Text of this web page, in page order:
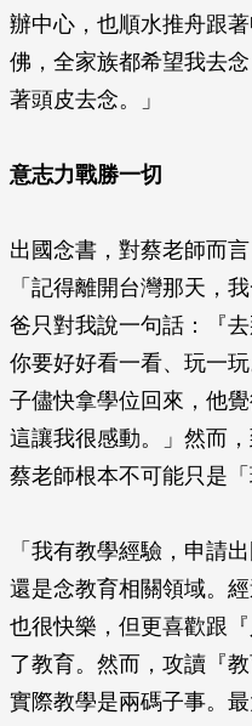
辦中心，也順水推舟跟
佛，全家族都希望我去
著頭皮去念。」
意志力戰勝一切
出國念書，對蔡老師而
「記得離開台灣那天，
爸只對我說一句話：『
你要好好看一看、玩一
子儘快拿學位回來，他
這讓我很感動。」然而
蔡老師根本不可能只是「
「我有教學經驗，申請
還是念教育相關領域。
也很快樂，但更喜歡跟
了教育。然而，攻讀『
實際教學是兩碼子事。